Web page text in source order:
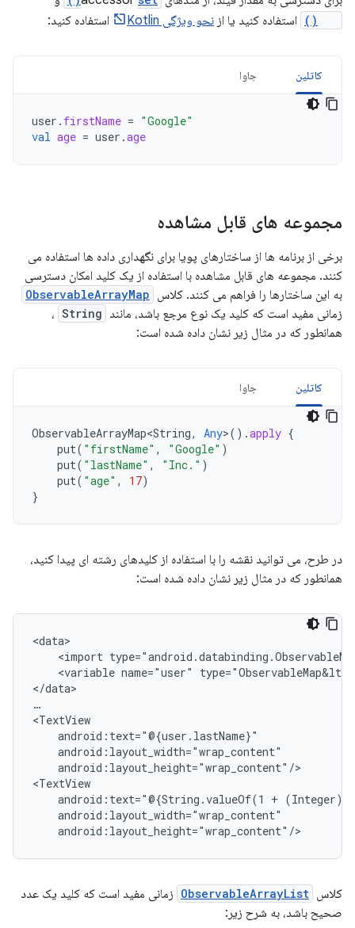
استفاده کنید یا از نحو ویژگی Kotlin استفاده کنید:
کاتلین جاوا
user . firstName = "Google"
val age = user .age
مجموعه های قابل مشاهده
برخی از برنامه ها از ساختارهای پویا برای نگهداری داده ها استفاده می
کنند. مجموعه های قابل مشاهده با استفاده از یک کلید امکان دسترسی
به این ساختارها را فراهم می کنند. کلاس ObservableArrayMap
زمانی مفید است که کلید یک نوع مرجع باشد، مانند String ،
همانطور که در مثال زیر نشان داده شده است:
کاتلین جاوا
ObservableArrayMap<String, Any>().apply {
put( "firstName" , "Google" )
put( "lastName" , "Inc." )
put( "age" , 17)
}
در طرح، می توانید نقشه را با استفاده از کلیدهای رشته ای پیدا کنید،
همانطور که در مثال زیر نشان داده شده است:
<import
<variable name="user"
</data>
…
android:layout_height="wrap_content"/>
android:text="@{String.valueOf(1
+
کلاس ObservableArrayList زمانی مفید است که کلید یک عدد
صحیح باشد، به شرح زیر: